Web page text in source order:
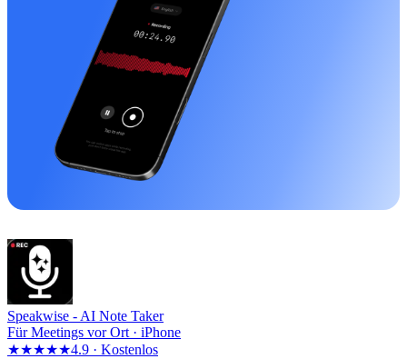
Speakwise - AI Note Taker
Für Meetings vor Ort · iPhone
★★★★★4.9 · Kostenlos